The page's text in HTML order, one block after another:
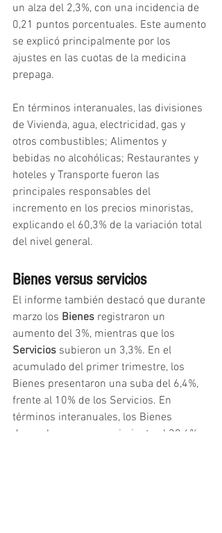
un alza del 2,3%, con una incidencia de
0,21 puntos porcentuales. Este aumento
se explicó principalmente por los
ajustes en las cuotas de la medicina
prepaga.
En términos interanuales, las divisiones
de Vivienda, agua, electricidad, gas y
otros combustibles; Alimentos y
bebidas no alcohólicas; Restaurantes y
hoteles y Transporte fueron las
principales responsables del
incremento en los precios minoristas,
explicando el 60,3% de la variación total
del nivel general.
Bienes versus servicios
El informe también destacó que durante
marzo los Bienes registraron un
aumento del 3%, mientras que los
Servicios subieron un 3,3%. En el
acumulado del primer trimestre, los
Bienes presentaron una suba del 6,4%,
frente al 10% de los Servicios. En
términos interanuales, los Bienes
desaceleraron su crecimiento al 38,6%,